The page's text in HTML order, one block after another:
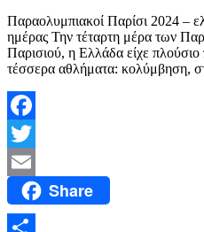
Παραολυμπιακοί Παρίσι 2024 –
ημέρας Την τέταρτη μέρα των
Παρισιού, η Ελλάδα είχε
τέσσερα αθλήματα: κολύμβηση,
Facebook
Twitter
Email Share